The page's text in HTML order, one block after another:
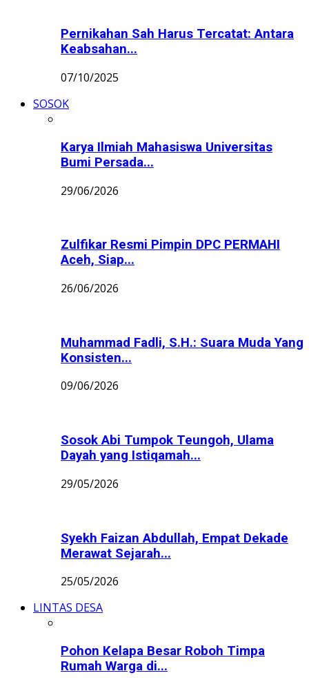
Pernikahan Sah Harus Tercatat: Antara
Keabsahan...
07/10/2025
SOSOK
Karya Ilmiah Mahasiswa Universitas
Bumi Persada...
29/06/2026
Zulfikar Resmi Pimpin DPC PERMAHI
Aceh, Siap...
26/06/2026
Muhammad Fadli, S.H.: Suara Muda Yang
Konsisten...
09/06/2026
Sosok Abi Tumpok Teungoh, Ulama
Dayah yang Istiqamah...
29/05/2026
Syekh Faizan Abdullah, Empat Dekade
Merawat Sejarah...
25/05/2026
LINTAS DESA
Pohon Kelapa Besar Roboh Timpa
Rumah Warga di...